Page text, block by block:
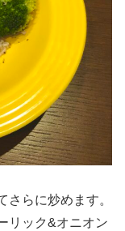
らに炒めます。
リック&オニオン